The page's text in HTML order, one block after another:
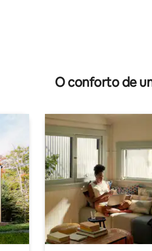
O conforto de